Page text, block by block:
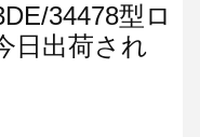
34478型ロ
日出荷され